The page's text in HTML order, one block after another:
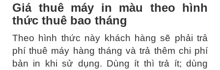
Giá thuê máy in màu theo hình
thức thuê bao tháng
Theo hình thức này khách hàng sẽ phải trả
phí thuê máy hàng tháng và trả thêm chi phí
bản in khi sử dụng. Dùng ít thì trả ít; dùng